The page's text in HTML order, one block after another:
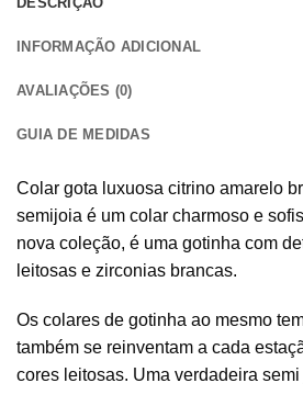
INFORMAÇÃO ADICIONAL
AVALIAÇÕES (0)
GUIA DE MEDIDAS
Colar gota luxuosa citrino amarelo
semijoia é um colar charmoso e
nova coleção, é uma gotinha com
leitosas e zirconias brancas.
Os colares de gotinha ao mesmo
também se reinventam a cada
cores leitosas. Uma verdadeira